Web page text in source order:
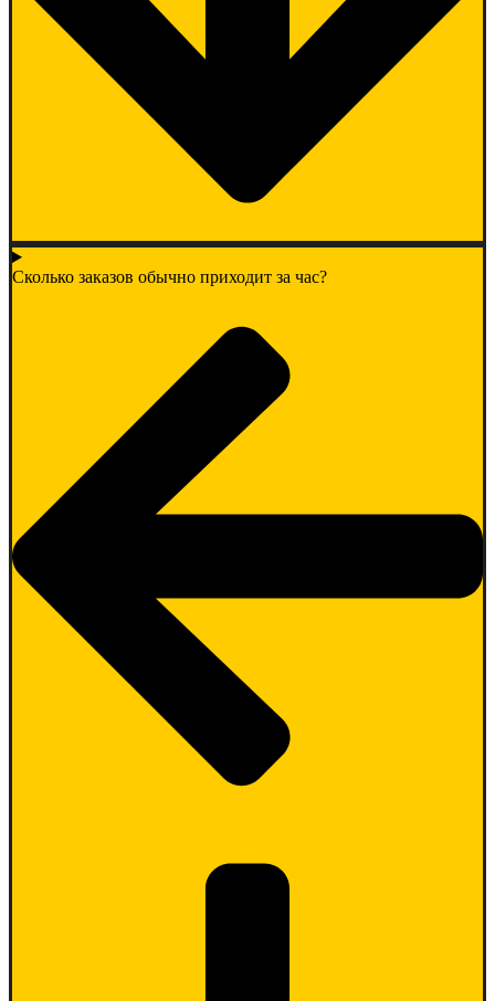
Сколько заказов обычно приходит за час?